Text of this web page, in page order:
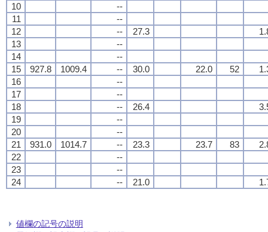
10
--
11
--
12
-- 27.3
13
--
14
--
15
927.8 1009.4 -- 30.0 22.0 52
16
--
17
--
18
-- 26.4
19
--
20
--
21
931.0 1014.7 -- 23.3 23.7 83
22
--
23
--
24
-- 21.0
値欄の記号の説明